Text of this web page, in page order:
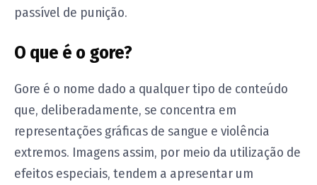
passível de punição.
O que é o gore?
Gore é o nome dado a qualquer tipo de conteúdo
que, deliberadamente, se concentra em
representações gráficas de sangue e violência
extremos. Imagens assim, por meio da utilização de
efeitos especiais, tendem a apresentar um